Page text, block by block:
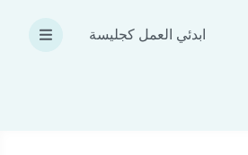
ابدئي العمل كجليسة